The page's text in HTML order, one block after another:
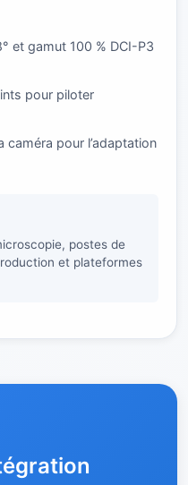
et gamut 100 % DCI-P3
pour piloter
caméra pour l’adaptation
postes de
et plateformes